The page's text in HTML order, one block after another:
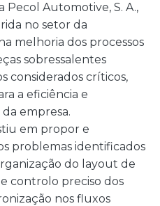
Pecol Automotive, S. A.,
no setor da
melhoria dos processos
sobressalentes
considerados críticos,
a eficiência e
empresa.
em propor e
problemas identificados
do layout de
controlo preciso dos
nos fluxos